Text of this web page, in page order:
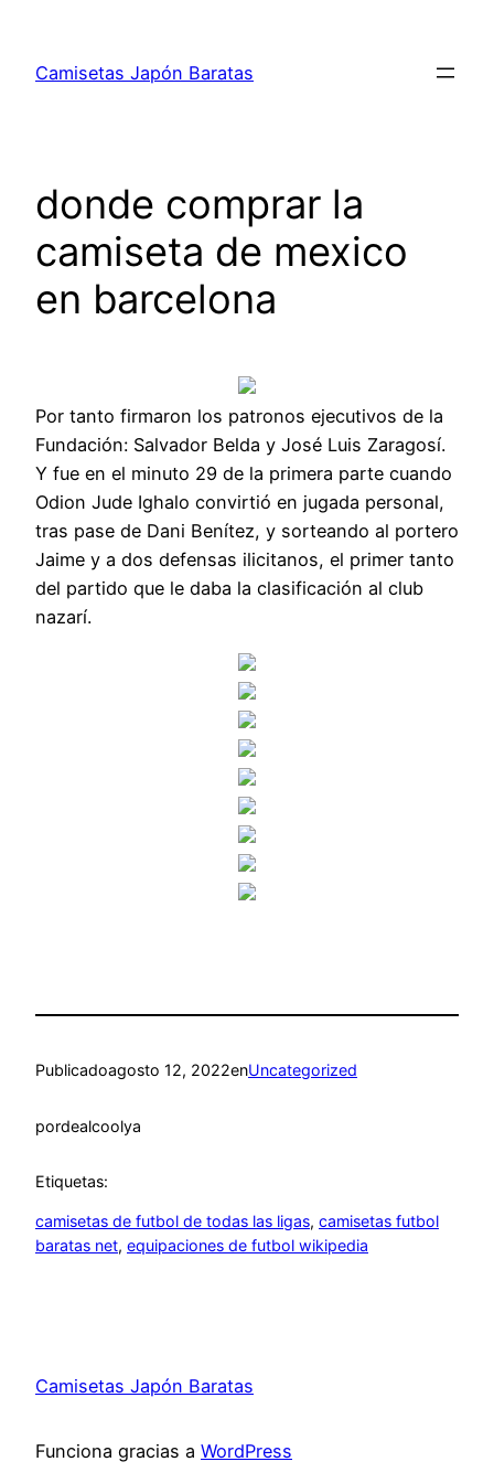
contenido
Camisetas Japón Baratas
donde comprar la
camiseta de mexico
en barcelona
Por tanto firmaron los patronos ejecutivos de la
Fundación: Salvador Belda y José Luis Zaragosí.
Y fue en el minuto 29 de la primera parte cuando
Odion Jude Ighalo convirtió en jugada personal,
tras pase de Dani Benítez, y sorteando al portero
Jaime y a dos defensas ilicitanos, el primer tanto
del partido que le daba la clasificación al club
nazarí.
Publicadoagosto 12, 2022enUncategorized
pordealcoolya
Etiquetas:
camisetas de futbol de todas las ligas, camisetas futbol
baratas net, equipaciones de futbol wikipedia
Camisetas Japón Baratas
Funciona gracias a WordPress